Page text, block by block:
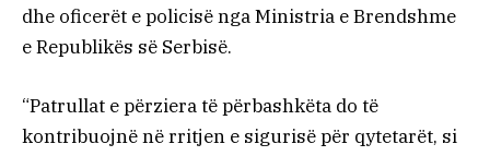
dhe oficerët e policisë nga Ministria e Brendshme
e Republikës së Serbisë.
“Patrullat e përziera të përbashkëta do të
kontribuojnë në rritjen e sigurisë për qytetarët, si